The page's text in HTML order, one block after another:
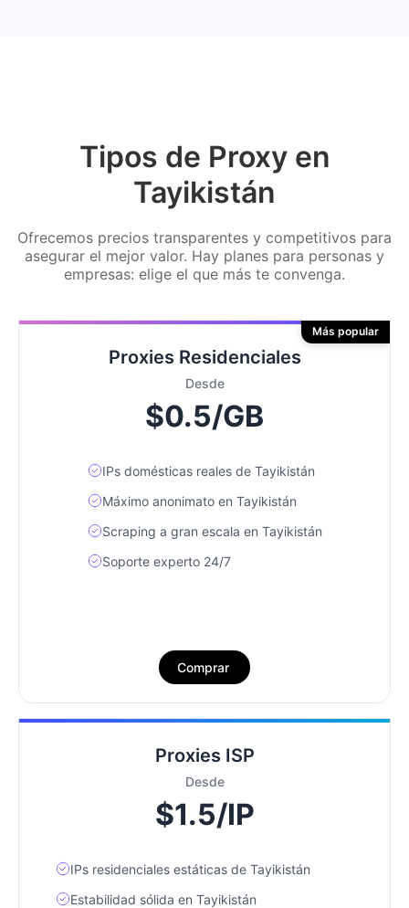
Tipos de Proxy en
Tayikistán
Ofrecemos precios transparentes y competitivos para
asegurar el mejor valor. Hay planes para personas y
empresas: elige el que más te convenga.
Proxies Residenciales
Desde
$0.5/GB
IPs domésticas reales de Tayikistán
Máximo anonimato en Tayikistán
Scraping a gran escala en Tayikistán
Soporte experto 24/7
Más popular
Comprar
Proxies ISP
Desde
$1.5/IP
IPs residenciales estáticas de Tayikistán
Estabilidad sólida en Tayikistán